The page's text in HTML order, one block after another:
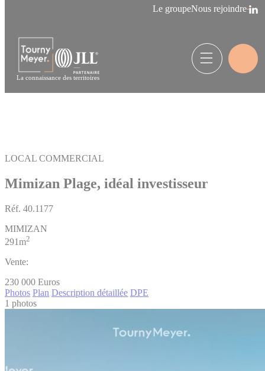
Le groupeNous rejoindre
La connaissance des territoires
LOCAL COMMERCIAL
Mimizan Plage, idéal investisseur
Réf. 40.1177
MIMIZAN
291m2
Vente:
230 000 Euros
Photos Plan Description détaillée DPE
1 photos